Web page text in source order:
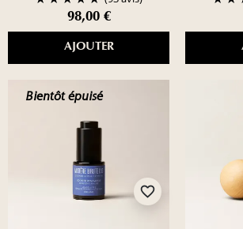
98,00 €
AJOUTER
Bientôt épuisé
favorite_border